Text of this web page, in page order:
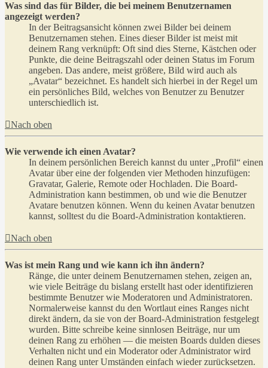
Was sind das für Bilder, die bei meinem Benutzernamen
angezeigt werden?
In der Beitragsansicht können zwei Bilder bei deinem
Benutzernamen stehen. Eines dieser Bilder ist meist mit
deinem Rang verknüpft: Oft sind dies Sterne, Kästchen oder
Punkte, die deine Beitragszahl oder deinen Status im Forum
angeben. Das andere, meist größere, Bild wird auch als
„Avatar“ bezeichnet. Es handelt sich hierbei in der Regel um
ein persönliches Bild, welches von Benutzer zu Benutzer
unterschiedlich ist.
Nach oben
Wie verwende ich einen Avatar?
In deinem persönlichen Bereich kannst du unter „Profil“ einen
Avatar über eine der folgenden vier Methoden hinzufügen:
Gravatar, Galerie, Remote oder Hochladen. Die Board-
Administration kann bestimmen, ob und wie die Benutzer
Avatare benutzen können. Wenn du keinen Avatar benutzen
kannst, solltest du die Board-Administration kontaktieren.
Nach oben
Was ist mein Rang und wie kann ich ihn ändern?
Ränge, die unter deinem Benutzernamen stehen, zeigen an,
wie viele Beiträge du bislang erstellt hast oder identifizieren
bestimmte Benutzer wie Moderatoren und Administratoren.
Normalerweise kannst du den Wortlaut eines Ranges nicht
direkt ändern, da sie von der Board-Administration festgelegt
wurden. Bitte schreibe keine sinnlosen Beiträge, nur um
deinen Rang zu erhöhen — die meisten Boards dulden dieses
Verhalten nicht und ein Moderator oder Administrator wird
deinen Rang unter Umständen einfach wieder zurücksetzen.